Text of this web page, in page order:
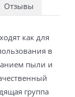
Отзывы
как для
в
пыли и
группа